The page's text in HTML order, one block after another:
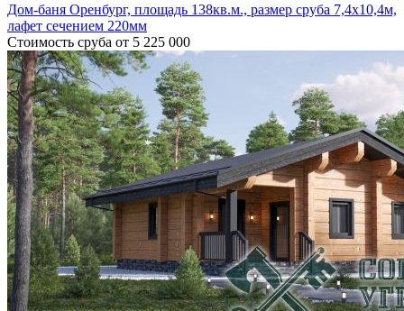
Дом-баня Оренбург, площадь 138кв.м., размер сруба 7,4х10,4м,
лафет сечением 220мм
Стоимость сруба от 5 225 000